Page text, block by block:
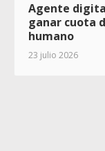
Agente
ganar cuota
humano
23 julio 2026